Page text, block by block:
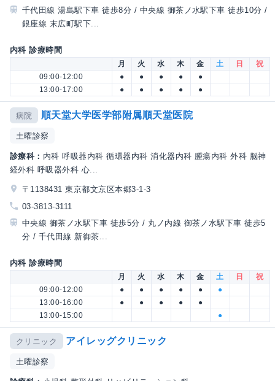
千代田線 湯島駅下車 徒歩8分 / 中央線 御茶ノ水駅下車 徒歩10分 /
銀座線 末広町駅下...
内科 診療時間
月 火 水 木 金 土 日
祝
09:00-12:00
● ● ● ●
●
13:00-17:00
● ● ● ● ●
病院 順天堂大学医学部附属順天堂医院
土曜診察
診療科： 内科 呼吸器内科 循環器内科 消化器内科 腫瘍内科 外科 脳神
経外科 呼吸器外科 心...
〒1138431 東京都文京区本郷3-1-3
03-3813-3111
中央線 御茶ノ水駅下車 徒歩5分 / 丸ノ内線 御茶ノ水駅下車 徒歩5
分 / 千代田線 新御茶...
内科 診療時間
月 火 水 木 金 土 日
祝
09:00-12:00
● ● ● ● ●
●
13:00-16:00
● ● ● ●
●
13:00-15:00
●
クリニック アイレッグクリニック
土曜診察